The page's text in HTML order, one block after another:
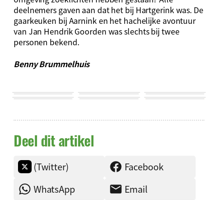
deelnemers gaven aan dat het bij Hartgerink was. De
gaarkeuken bij Aarnink en het hachelijke avontuur
van Jan Hendrik Goorden was slechts bij twee
personen bekend.
Benny Brummelhuis
Deel dit artikel
(Twitter)
Facebook
WhatsApp
Email